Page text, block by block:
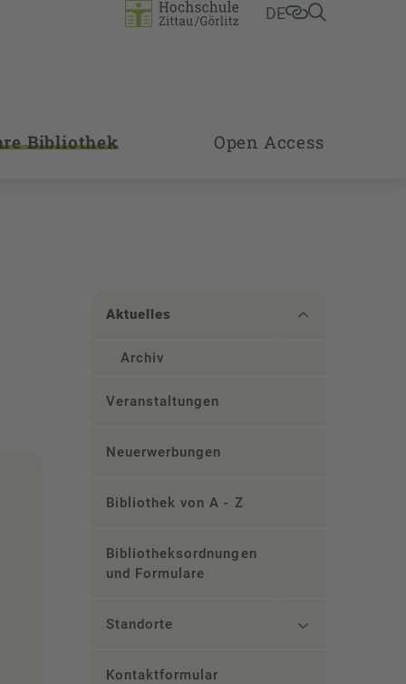
DE
Bibliothek Open Access
Aktuelles
Archiv
Veranstaltungen
Neuerwerbungen
Bibliothek von A - Z
Bibliotheksordnungen
und Formulare
Standorte
Kontaktformular